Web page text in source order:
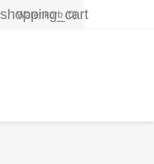
shopping_cart
Warenkorb (0)